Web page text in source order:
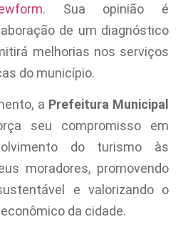
. Sua opinião é
de um diagnóstico
melhorias nos serviços
do município.
a Prefeitura Municipal
seu compromisso em
do turismo às
moradores, promovendo
e valorizando o
da cidade.